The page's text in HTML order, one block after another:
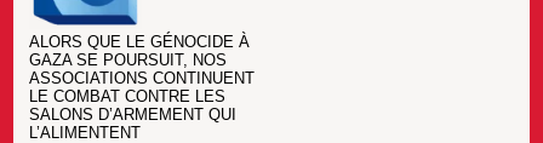
ALORS QUE LE GÉNOCIDE À
GAZA SE POURSUIT, NOS
ASSOCIATIONS CONTINUENT
LE COMBAT CONTRE LES
SALONS D’ARMEMENT QUI
L’ALIMENTENT